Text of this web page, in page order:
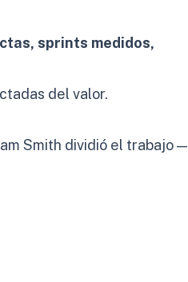
sprints medidos,
del valor.
Smith dividió el trabajo —